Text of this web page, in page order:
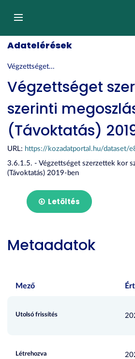
átugrásaNavigáció
Adatelérések
Végzettséget...
Letöltés
Végzettséget
szerinti
(Távoktatás)
URL: https://kozadatportal.hu/dataset/e8cae421-2536-4fb6-8556-bed0c00c7266/resource/b05aa5fb-
3.6.1.5. - Végzettséget szerzettek kor
(Távoktatás) 2019-ben
Metaadatok
Mező
Utolsó frissítés
Létrehozva